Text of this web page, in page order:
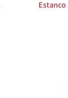
Estanco